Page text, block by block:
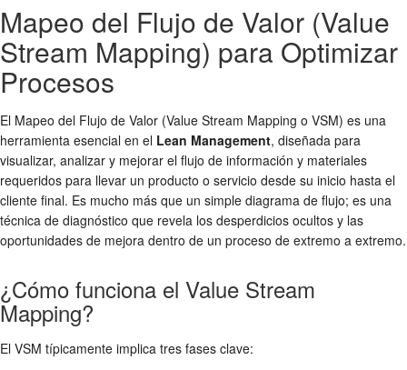
Mapeo del Flujo de Valor (Value
Stream Mapping) para Optimizar
Procesos
El Mapeo del Flujo de Valor (Value Stream Mapping o VSM) es una
herramienta esencial en el Lean Management, diseñada para
visualizar, analizar y mejorar el flujo de información y materiales
requeridos para llevar un producto o servicio desde su inicio hasta el
cliente final. Es mucho más que un simple diagrama de flujo; es una
técnica de diagnóstico que revela los desperdicios ocultos y las
oportunidades de mejora dentro de un proceso de extremo a extremo.
¿Cómo funciona el Value Stream
Mapping?
El VSM típicamente implica tres fases clave: